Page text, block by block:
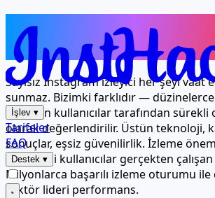
İşlev ▾
Tarifeler
FAQ
Destek ▾
Milyonlarca Kişinin
Güvendiği İzleyici
Sayısız Instagram izleyici her şeyi vaat
sunmaz. Bizimki farklıdır —
deneyen kullanıcılar tarafından
olarak değerlendirilir. Üstün teknoloji,
sonuçlar, eşsiz güvenilirlik. İzleme
deneyimli kullanıcılar gerçekten çalışan
Milyonlarca başarılı izleme oturumu
sektör lideri performans.